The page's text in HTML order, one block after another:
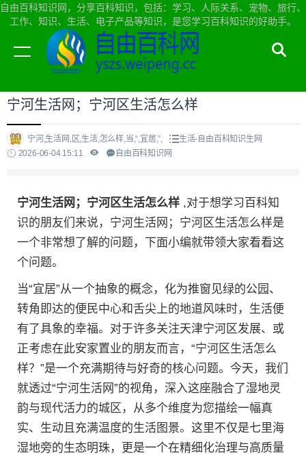
自由百科知识网，分享百科知识，包括：学习、人际关系、宠物、旅行、
工作、知识、生活、电子产品等知识，是您学习百科知识的好助手。
当前位置：自由百科知识网首页>生活
宁河生活网；宁河区生活怎么样
宁河,生活网,区,生活,怎么样,当,“,宜居,”,
生活-自由百科知识生网
2026-06-04 15:11
自由百科知识网
宁河生活网；宁河区生活怎么样 ,对于想学习百科知
识的朋友们来说，宁河生活网；宁河区生活怎么样是
一个非常想了解的问题，下面小编就带领大家看看这
个问题。
当“宜居”从一个抽象的概念，化为推窗见绿的公园、
转角即达的便民中心和舌尖上的地道风味时，生活便
有了具象的幸福。对于许多关注天津宁河区发展、或
正考虑在此安家置业的朋友而言，“宁河区生活怎么
样？”是一个充满期待与好奇的核心问题。今天，我们
就透过“宁河生活网”的视角，深入这座融合了湿地灵
韵与现代活力的城区，从多个维度为您描绘一幅真
实、生动且充满温度的生活图景。这里不仅是七里海
湿地旁的生态明珠，更是一个在精细化治理与高质量